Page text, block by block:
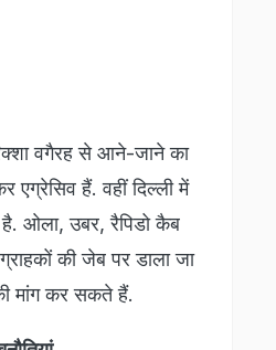
वगैरह से आने-जाने का
एग्रेसिव हैं. वहीं दिल्‍ली में
है. ओला, उबर, रैपिडो कैब
की जेब पर डाला जा
मांग कर सकते हैं.